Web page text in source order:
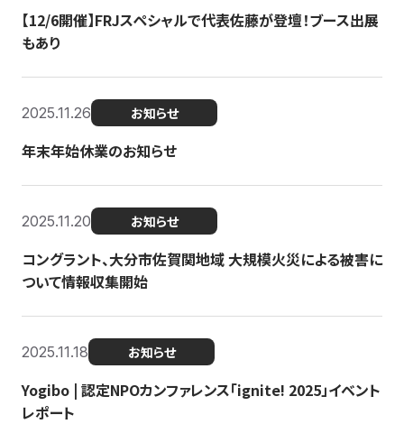
【12/6開催】FRJスペシャルで代表佐藤が登壇！ブース出展
もあり
2025.11.26 お知らせ
年末年始休業のお知らせ
2025.11.20 お知らせ
コングラント、大分市佐賀関地域 大規模火災による被害に
ついて情報収集開始
2025.11.18 お知らせ
Yogibo | 認定NPOカンファレンス「ignite! 2025」イベント
レポート